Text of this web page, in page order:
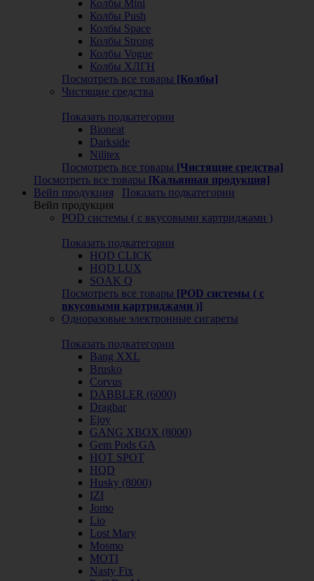
Колбы Mini
Колбы Push
Колбы Space
Колбы Strong
Колбы Vogue
Колбы ХЛГН
Посмотреть все товары [Колбы]
Чистящие средства
Показать подкатегории
Bioneat
Darkside
Nilitex
Посмотреть все товары [Чистящие средства]
Посмотреть все товары [Кальянная продукция]
Вейп продукция
Показать подкатегории
Вейп продукция
POD системы ( с вкусовыми картриджами )
Показать подкатегории
HQD CLICK
HQD LUX
SOAK Q
Посмотреть все товары [POD системы ( с
вкусовыми картриджами )]
Одноразовые электронные сигареты
Показать подкатегории
Bang XXL
Brusko
Corvus
DABBLER (6000)
Dragbar
Ejoy
GANG XBOX (8000)
Gem Pods GA
HOT SPOT
HQD
Husky (8000)
IZI
Jomo
Lio
Lost Mary
Mosmo
MOTI
Nasty Fix